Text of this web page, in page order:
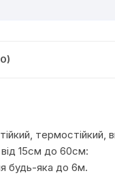
термостійкий,
15см до 60см:
будь-яка до 6м.